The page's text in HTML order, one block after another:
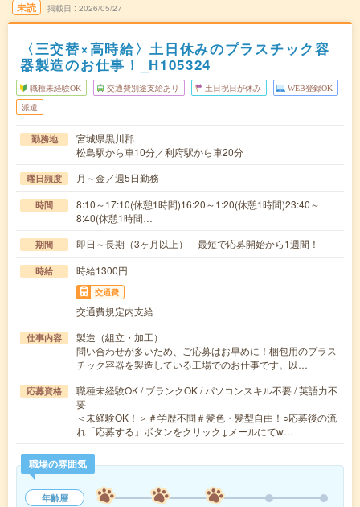
未読 掲載日 2026/05/27
〈三交替×高時給〉土日休みのプラスチック容
器製造のお仕事！_H105324
職種未経験OK 交通費別途支給あり 土日祝日が休み WEB登録OK
派遣
勤務地
宮城県黒川郡
松島駅から車10分／利府駅から車20分
曜日頻度 月～金／週5日勤務
時間
8:10～17:10(休憩1時間)16:20～1:20(休憩1時間)23:40～
8:40(休憩1時間…
期間 即日～長期（3ヶ月以上） 最短で応募開始から1週間！
時給 時給1300円
交通費
交通費規定内支給
仕事内容
製造（組立・加工）
問い合わせが多いため、ご応募はお早めに！梱包用のプラス
チック容器を製造している工場でのお仕事です。以…
応募資格
職種未経験OK / ブランクOK / パソコンスキル不要 / 英語力不
要
＜未経験OK！＞＃学歴不問＃髪色・髪型自由！○応募後の流
れ「応募する」ボタンをクリック↓メールにてw…
職場の雰囲気
年齢層